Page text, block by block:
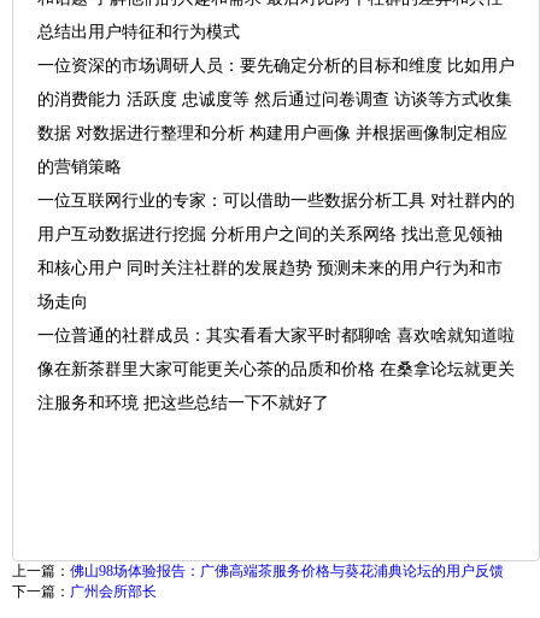
总结出用户特征和行为模式
一位资深的市场调研人员 ：要先确定分析的目标和维度 比如用户
的消费能力 活跃度 忠诚度等 然后通过问卷调查 访谈等方式收集
数据 对数据进行整理和分析 构建用户画像 并根据画像制定相应
的营销策略
一位互联网行业的专家 ：可以借助一些数据分析工具 对社群内的
用户互动数据进行挖掘 分析用户之间的关系网络 找出意见领袖
和核心用户 同时关注社群的发展趋势 预测未来的用户行为和市
场走向
一位普通的社群成员 ：其实看看大家平时都聊啥 喜欢啥就知道啦
像在新茶群里大家可能更关心茶的品质和价格 在桑拿论坛就更关
注服务和环境 把这些总结一下不就好了
上一篇： 佛山98场体验报告：广佛高端茶服务价格与葵花浦典论坛的用户反馈
下一篇： 广州会所部长